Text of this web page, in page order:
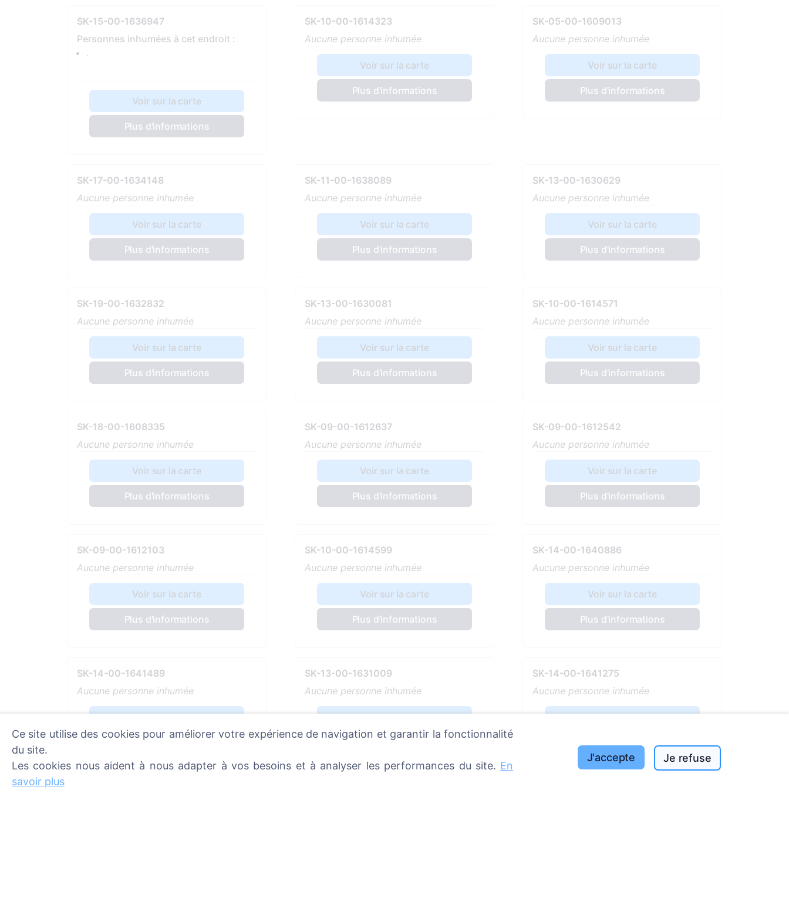
SK-15-00-1636947
Personnes inhumées à cet endroit :
.
Voir sur la carte
Plus d'informations
SK-10-00-1614323
Aucune personne inhumée
Voir sur la carte
Plus d'informations
SK-05-00-1609013
Aucune personne inhumée
Voir sur la carte
Plus d'informations
SK-17-00-1634148
Aucune personne inhumée
Voir sur la carte
Plus d'informations
SK-11-00-1638089
Aucune personne inhumée
Voir sur la carte
Plus d'informations
SK-13-00-1630629
Aucune personne inhumée
Voir sur la carte
Plus d'informations
SK-19-00-1632832
Aucune personne inhumée
Voir sur la carte
Plus d'informations
SK-13-00-1630081
Aucune personne inhumée
Voir sur la carte
Plus d'informations
SK-10-00-1614571
Aucune personne inhumée
Voir sur la carte
Plus d'informations
SK-18-00-1608335
Aucune personne inhumée
Voir sur la carte
Plus d'informations
SK-09-00-1612637
Aucune personne inhumée
Voir sur la carte
Plus d'informations
SK-09-00-1612542
Aucune personne inhumée
Voir sur la carte
Plus d'informations
SK-09-00-1612103
Aucune personne inhumée
Voir sur la carte
Plus d'informations
SK-10-00-1614599
Aucune personne inhumée
Voir sur la carte
Plus d'informations
SK-14-00-1640886
Aucune personne inhumée
Voir sur la carte
Plus d'informations
SK-14-00-1641489
Aucune personne inhumée
Voir sur la carte
Plus d'informations
SK-13-00-1631009
Aucune personne inhumée
Voir sur la carte
Plus d'informations
SK-14-00-1641275
Aucune personne inhumée
Voir sur la carte
Plus d'informations
Ce site utilise des cookies pour améliorer votre expérience de navigation et garantir la fonctionnalité
du site.
Les cookies nous aident à nous adapter à vos besoins et à analyser les performances du site. En
savoir plus
J'accepte Je refuse